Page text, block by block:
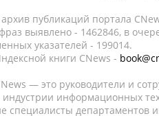
публикаций портала
выявлено - 1462846, в
указателей - 199014.
книги CNews -
— это руководители и
индустрии информационных
специалисты